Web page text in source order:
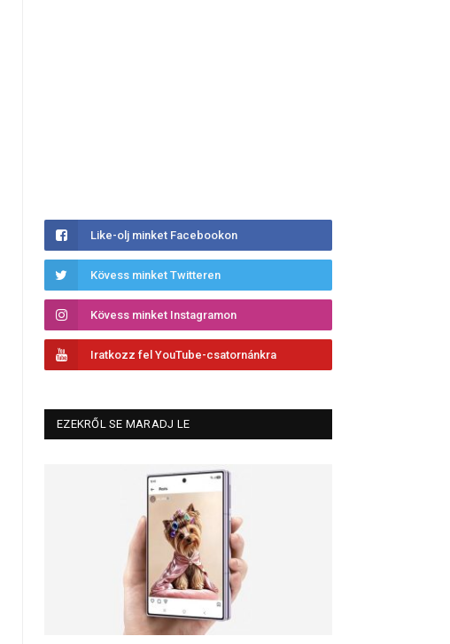
Like-olj minket Facebookon
Kövess minket Twitteren
Kövess minket Instagramon
Iratkozz fel YouTube-csatornánkra
EZEKRŐL SE MARADJ LE